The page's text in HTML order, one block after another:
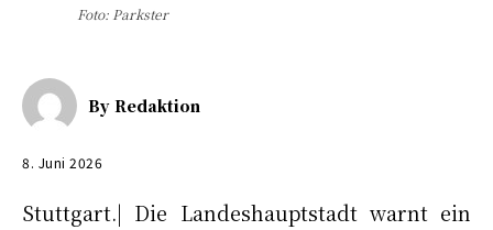
Foto: Parkster
By Redaktion
8. Juni 2026
Stuttgart.| Die Landeshauptstadt warnt ein